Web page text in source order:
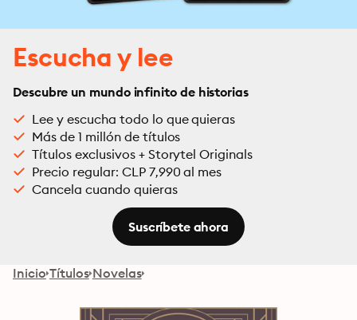
Escucha y lee
Descubre un mundo infinito de historias
Lee y escucha todo lo que quieras
Más de 1 millón de títulos
Títulos exclusivos + Storytel Originals
Precio regular: CLP 7,990 al mes
Cancela cuando quieras
Suscríbete ahora
Inicio Títulos Novelas